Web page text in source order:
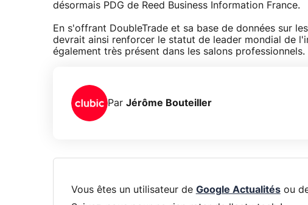
désormais PDG de Reed Business Information France.
En s'offrant DoubleTrade et sa base de données sur
devrait ainsi renforcer le statut de leader mondial de
également très présent dans les salons professionnels.
Par Jérôme Bouteiller
Vous êtes un utilisateur de Google Actualitésou